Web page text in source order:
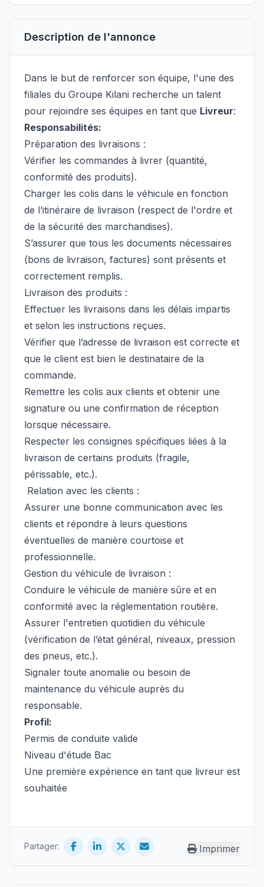
Description de l'annonce
Dans le but de renforcer son équipe, l'une des
filiales du Groupe Kilani recherche un talent
pour rejoindre ses équipes en tant que Livreur:
Responsabilités:
Préparation des livraisons :
Vérifier les commandes à livrer (quantité,
conformité des produits).
Charger les colis dans le véhicule en fonction
de l’itinéraire de livraison (respect de l'ordre et
de la sécurité des marchandises).
S’assurer que tous les documents nécessaires
(bons de livraison, factures) sont présents et
correctement remplis.
Livraison des produits :
Effectuer les livraisons dans les délais impartis
et selon les instructions reçues.
Vérifier que l’adresse de livraison est correcte et
que le client est bien le destinataire de la
commande.
Remettre les colis aux clients et obtenir une
signature ou une confirmation de réception
lorsque nécessaire.
Respecter les consignes spécifiques liées à la
livraison de certains produits (fragile,
périssable, etc.).
Relation avec les clients :
Assurer une bonne communication avec les
clients et répondre à leurs questions
éventuelles de manière courtoise et
professionnelle.
Gestion du véhicule de livraison :
Conduire le véhicule de manière sûre et en
conformité avec la réglementation routière.
Assurer l'entretien quotidien du véhicule
(vérification de l’état général, niveaux, pression
des pneus, etc.).
Signaler toute anomalie ou besoin de
maintenance du véhicule auprès du
responsable.
Profil:
Permis de conduite valide
Niveau d'étude Bac
Une première expérience en tant que livreur est
souhaitée
Partager: Imprimer